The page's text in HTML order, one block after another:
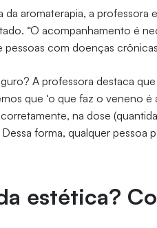
da aromaterapia, a
“O acompanhamento é
pessoas com doenças
A professora destaca
que ‘o que faz o veneno é
na dose
forma, qualquer pessoa
estética?